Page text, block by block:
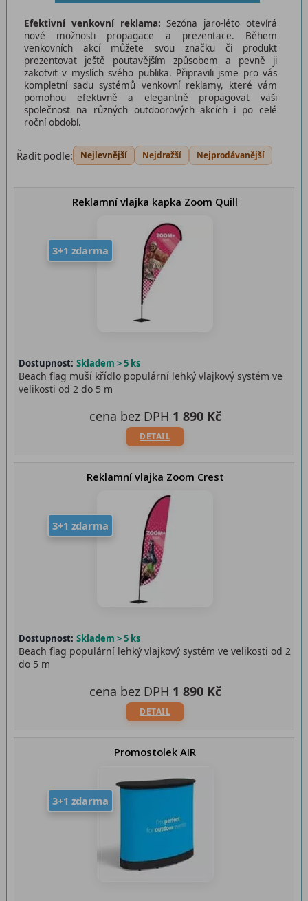
Efektivní venkovní reklama: Sezóna jaro-léto otevírá
nové možnosti propagace a prezentace. Během
venkovních akcí můžete svou značku či produkt
prezentovat ještě poutavějším způsobem a pevně ji
zakotvit v myslích svého publika. Připravili jsme pro vás
kompletní sadu systémů venkovní reklamy, které vám
pomohou efektivně a elegantně propagovat vaši
společnost na různých outdoorových akcích i po celé
roční období.
Řadit podle: Nejlevnější Nejdražší Nejprodávanější
Reklamní vlajka kapka Zoom Quill
3+1 zdarma
Dostupnost: Skladem > 5 ks
Beach flag muší křídlo populární lehký vlajkový systém ve
velikosti od 2 do 5 m
DETAIL
cena bez DPH 1 890 Kč
Reklamní vlajka Zoom Crest
3+1 zdarma
Dostupnost: Skladem > 5 ks
Beach flag populární lehký vlajkový systém ve velikosti od 2
do 5 m
DETAIL
cena bez DPH 1 890 Kč
Promostolek AIR
3+1 zdarma